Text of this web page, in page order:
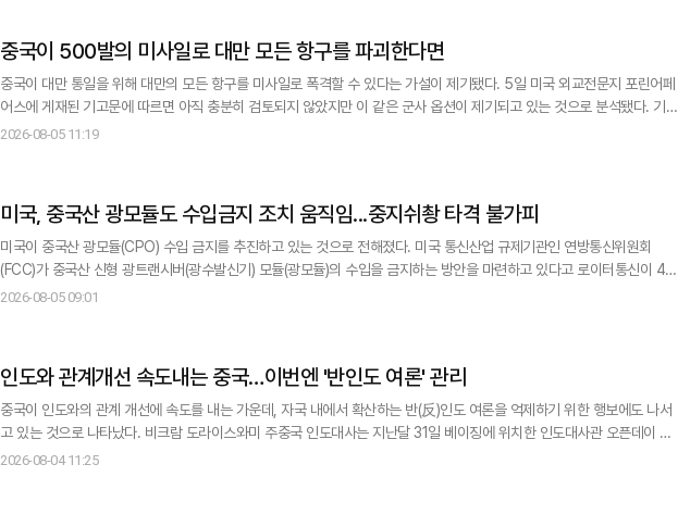
중국이 500발의 미사일로 대만 모든 항구를 파괴한다면
중국이 대만 통일을 위해 대만의 모든 항구를 미사일로 폭격할 수 있다는 가설이 제기됐다. 5일 미국 외교전문지 포린어페
어스에 게재된 기고문에 따르면 아직 충분히 검토되지 않았지만 이 같은 군사 옵션이 제기되고 있는 것으로 분석됐다. 기고
문에 따르면 중국의 대만에 대한 군사 옵션은 크게 3가지가 거론돼 왔다. 첫 번째는 전면 침공이며, 두 번째는 대만 주요 시
2026-08-05 11:19
미국, 중국산 광모듈도 수입금지 조치 움직임...중지쉬촹 타격 불가피
미국이 중국산 광모듈(CPO) 수입 금지를 추진하고 있는 것으로 전해졌다. 미국 통신산업 규제기관인 연방통신위원회
(FCC)가 중국산 신형 광트랜시버(광수발신기) 모듈(광모듈)의 수입을 금지하는 방안을 마련하고 있다고 로이터통신이 4명
의 소식통을 인용해 5일 전했다. 광트랜시버 모듈은 데이터센터 내부에서 고속 광섬유 데이터 전송을 담당하는 핵심 부품
2026-08-05 09:01
인도와 관계개선 속도내는 중국…이번엔 '반인도 여론' 관리
중국이 인도와의 관계 개선에 속도를 내는 가운데, 자국 내에서 확산하는 반(反)인도 여론을 억제하기 위한 행보에도 나서
고 있는 것으로 나타났다. 비크람 도라이스와미 주중국 인도대사는 지난달 31일 베이징에 위치한 인도대사관 오픈데이 행
사에서 "중국 정부가 자국 SNS에서 반(反)인도 콘텐츠가 증가하는 상황을 우려하고 있으며, 이를 해결하기 위한 조치를 취
2026-08-04 11:25